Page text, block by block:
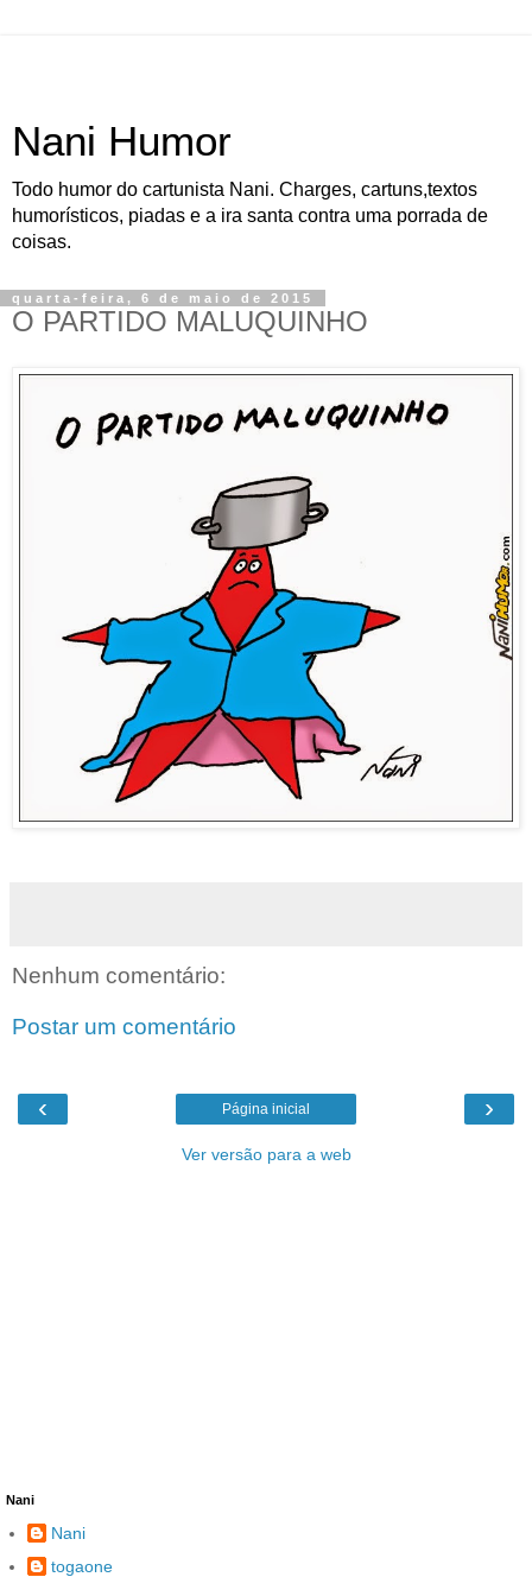
Nani Humor
Todo humor do cartunista Nani. Charges, cartuns,textos
humorísticos, piadas e a ira santa contra uma porrada de
coisas.
quarta-feira, 6 de maio de 2015
O PARTIDO MALUQUINHO
Nenhum comentário:
Postar um comentário
‹ ›
Página inicial
Ver versão para a web
Nani
Nani
togaone